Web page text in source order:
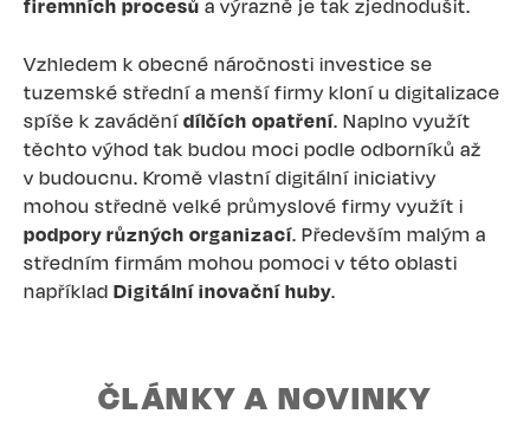
firemních procesů a výrazně je tak zjednodušit.
Vzhledem k obecné náročnosti investice se
tuzemské střední a menší firmy kloní u digitalizace
spíše k zavádění dílčích opatření. Naplno využít
těchto výhod tak budou moci podle odborníků až
v budoucnu. Kromě vlastní digitální iniciativy
mohou středně velké průmyslové firmy využít i
podpory různých organizací. Především malým a
středním firmám mohou pomoci v této oblasti
například Digitální inovační huby.
ČLÁNKY A NOVINKY